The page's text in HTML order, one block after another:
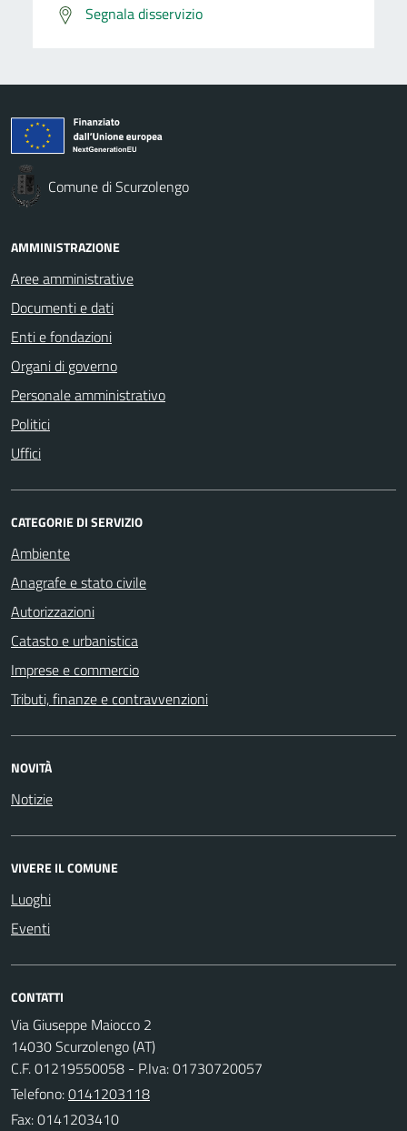
Segnala disservizio
Comune di Scurzolengo
AMMINISTRAZIONE
Aree amministrative
Documenti e dati
Enti e fondazioni
Organi di governo
Personale amministrativo
Politici
Uffici
CATEGORIE DI SERVIZIO
Ambiente
Anagrafe e stato civile
Autorizzazioni
Catasto e urbanistica
Imprese e commercio
Tributi, finanze e contravvenzioni
NOVITÀ
Notizie
VIVERE IL COMUNE
Luoghi
Eventi
CONTATTI
Via Giuseppe Maiocco 2
14030 Scurzolengo (AT)
C.F. 01219550058 - P.Iva: 01730720057
Telefono:0141203118
Fax: 0141203410